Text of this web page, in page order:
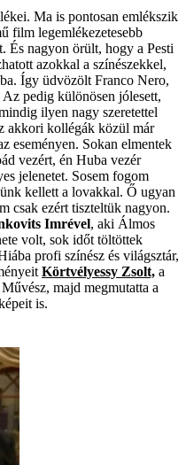
Ma is pontosan emlékszik
film legemlékezetesebb
És nagyon örült, hogy a Pesti
azokkal a színészekkel,
Így üdvözölt Franco Nero,
pedig különösen jólesett,
ilyen nagy szeretettel
akkori kollégák közül már
eseményen. Sokan elmentek
vezért, én Huba vezér
jelenetet. Sosem fogom
kellett a lovakkal. Ő ugyan
csak ezért tiszteltük nagyon.
Imrével, aki Álmos
volt, sok időt töltöttek
profi színész és világsztár,
Körtvélyessy Zsolt, a
majd megmutatta a
is.